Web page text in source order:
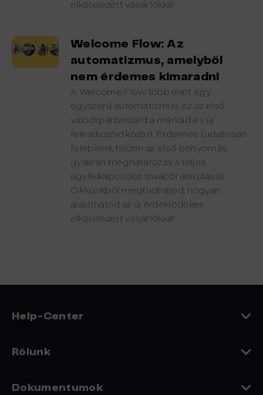
elkötelezett vásárlókká!
Welcome Flow: Az
automatizmus, amelyből
nem érdemes kimaradni
A Welcome Flow több mint egy
egyszerű automatizmus: ez az első
valódi párbeszéd a márkád és új
feliratkozóid között. Érdemes tudatosan
felépíteni, hiszen az első benyomás
gyakran meghatározza a teljes
ügyfélkapcsolat további alakulását.
Cikkünkből megtudhatod, hogyan
alakíthatod az új érdeklődőket
elkötelezett vásárlókká!
Help-Center
Rólunk
Dokumentumok